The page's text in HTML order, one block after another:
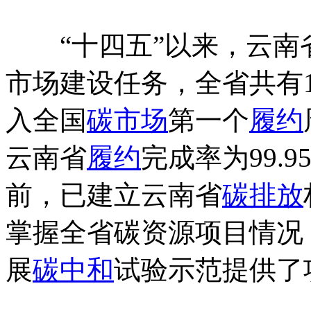
“十四五”以来，云南
市场建设任务，全省共
入全国碳市场第一个履约
云南省履约完成率为
前，已建立云南省碳排放
掌握全省碳资源项目情
展碳中和试验示范提供